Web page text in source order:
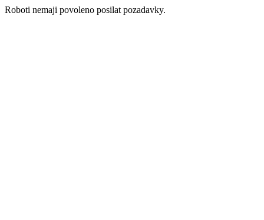
Roboti nemaji povoleno posilat pozadavky.